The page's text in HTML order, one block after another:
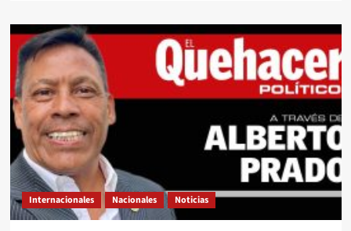
Internacionales Nacionales Noticias